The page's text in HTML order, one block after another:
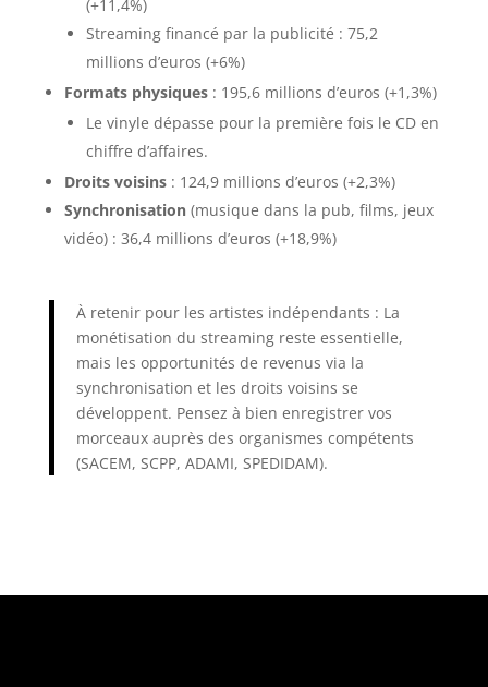
(+11,4%)
Streaming financé par la publicité : 75,2
millions d’euros (+6%)
Formats physiques: 195,6 millions d’euros (+1,3%)
Le vinyle dépasse pour la première fois le CD en
chiffre d’affaires.
Droits voisins: 124,9 millions d’euros (+2,3%)
Synchronisation(musique dans la pub, films, jeux
vidéo) : 36,4 millions d’euros (+18,9%)
À retenir pour les artistes indépendants : La
monétisation du streaming reste essentielle,
mais les opportunités de revenus via la
synchronisation et les droits voisins se
développent. Pensez à bien enregistrer vos
morceaux auprès des organismes compétents
(SACEM, SCPP, ADAMI, SPEDIDAM).